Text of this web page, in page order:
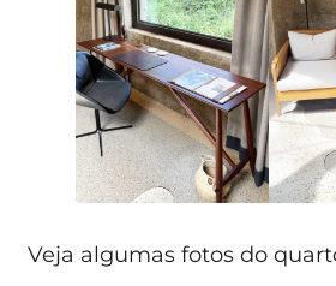
Veja algumas fotos do